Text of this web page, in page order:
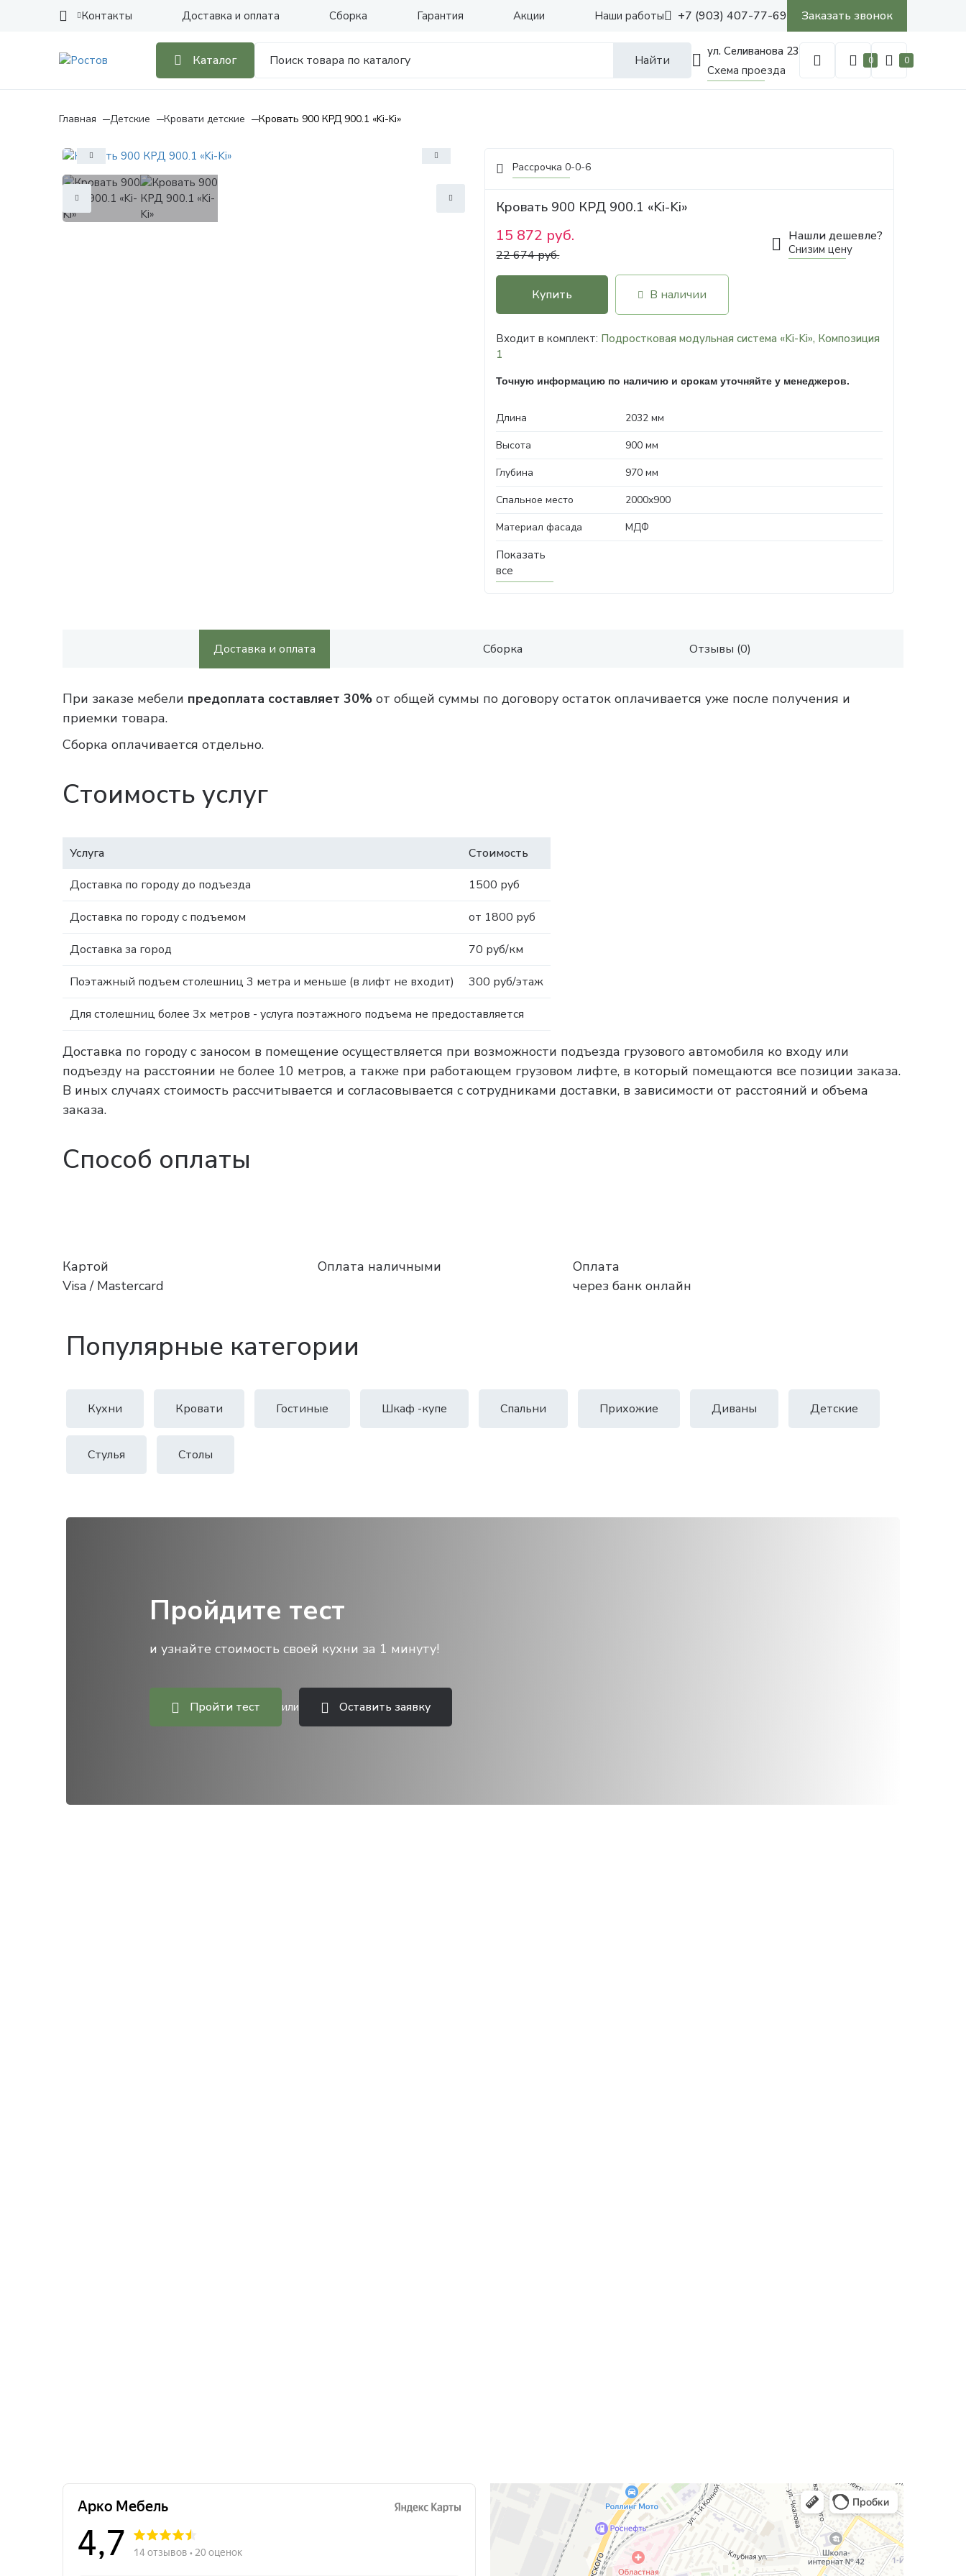
Контакты Доставка и оплата Сборка Гарантия Наши работы
Акции +7 (903) 407-77-69 Заказать звонок
Каталог Найти
ул. Селиванова 23
Схема проезда
0 0
Главная Детские Кровати детские Кровать 900 КРД 900.1 «Ki-Ki»
Рассрочка 0-0-6
Кровать 900 КРД 900.1 «Ki-Ki»
15 872 руб.
22 674 руб.
Нашли дешевле?
Снизим цену
Купить В наличии
Входит в комплект: Подростковая модульная система «Ki-Ki», Композиция
1
Точную информацию по наличию и срокам уточняйте у менеджеров.
Длина
2032 мм
Высота
900 мм
Глубина
970 мм
Спальное место
2000x900
Материал фасада
МДФ
Показать
все
Доставка и оплата Сборка Отзывы (0)
При заказе мебели предоплата составляет 30% от общей суммы по договору остаток оплачивается уже после получения и
приемки товара.
Сборка оплачивается отдельно.
Стоимость услуг
Услуга
Стоимость
Доставка по городу до подъезда
1500 руб
Доставка по городу с подъемом от 1800 руб
Доставка за город 70 руб/км
Поэтажный подъем столешниц 3 метра и меньше (в лифт не входит) 300 руб/этаж
Для столешниц более 3х метров - услуга поэтажного подъема не предоставляется
Доставка по городу с заносом в помещение осуществляется при возможности подъезда грузового автомобиля ко входу или
подъезду на расстоянии не более 10 метров, а также при работающем грузовом лифте, в который помещаются все позиции заказа.
В иных случаях стоимость рассчитывается и согласовывается с сотрудниками доставки, в зависимости от расстояний и объема
заказа.
Способ оплаты
Картой
Visa / Mastercard
Оплата наличными
Оплата
через банк онлайн
Популярные категории
Кухни Кровати Гостиные Шкаф -купе Спальни Прихожие Диваны Детские
Стулья Столы
Пройдите тест
и узнайте стоимость своей кухни за 1 минуту!
Пройти тест или Оставить заявку